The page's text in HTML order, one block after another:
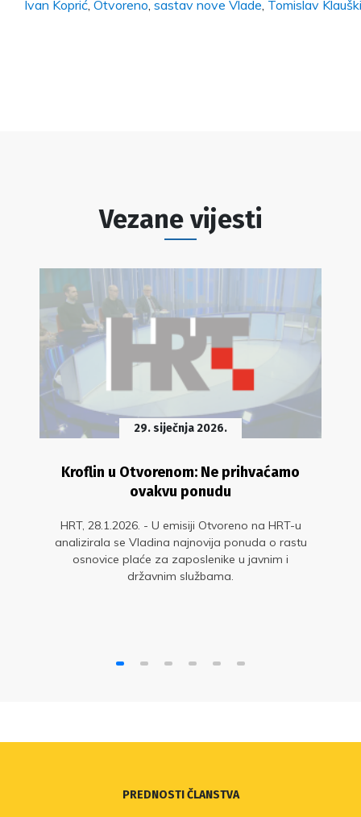
Ivan Koprić, Otvoreno, sastav nove Vlade, Tomislav Klauški
Vezane vijesti
29. siječnja 2026.
Kroflin u Otvorenom: Ne prihvaćamo
ovakvu ponudu
HRT, 28.1.2026. - U emisiji Otvoreno na HRT-u
analizirala se Vladina najnovija ponuda o rastu
osnovice plaće za zaposlenike u javnim i
državnim službama.
PREDNOSTI ČLANSTVA